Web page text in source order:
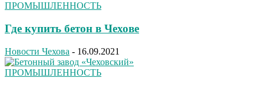
ПРОМЫШЛЕННОСТЬ
Где купить бетон в Чехове
Новости Чехова - 16.09.2021
ПРОМЫШЛЕННОСТЬ